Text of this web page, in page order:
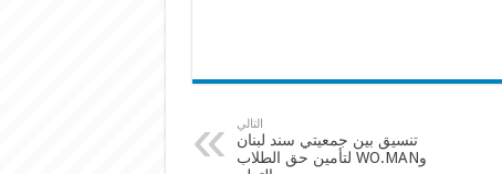
التالي
تنسيق بين جمعيتي سند لبنان
وWO.MAN لتأمين حق الطلاب